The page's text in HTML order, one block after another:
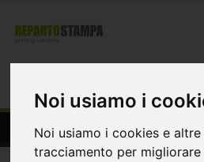
Noi usiamo i
Noi usiamo i cookies e
tracciamento per migliorare
Adesivi distanziaori tondi -